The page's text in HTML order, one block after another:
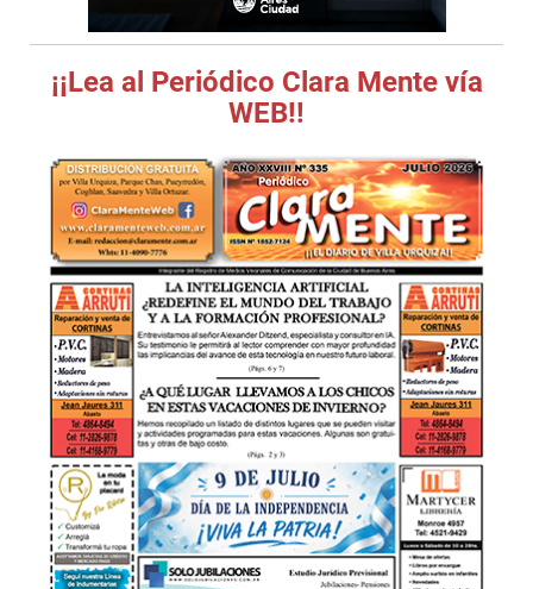
¡¡Lea al Periódico Clara Mente vía
WEB!!